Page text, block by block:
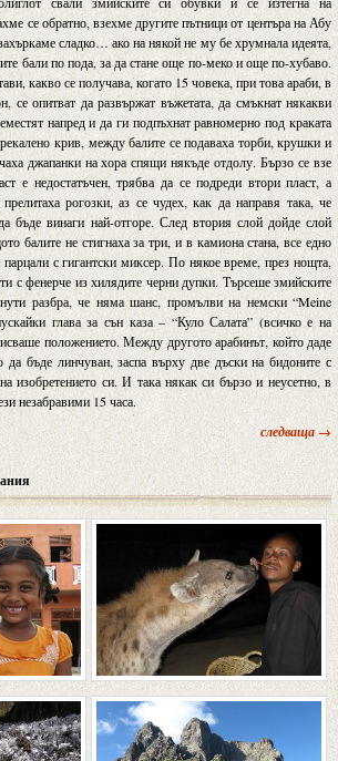
се обратно, взехме другите пътници от центъра на Абу
сладко… ако на някой не му бе хрумнала идеята,
бали по пода, за да стане още по-меко и още по-хубаво.
какво се получава, когато 15 човека, при това араби, в
се опитват да развържат въжетата, да смъкнат някакви
напред и да ги подпъхнат равномерно под краката
крив, между балите се подаваха торби, крушки и
джапанки на хора спящи някъде отдолу. Бързо се взе
е недостатъчен, трябва да се подреди втори пласт, а
рогозки, аз се чудех, как да направя така, че
бъде винаги най-отгоре. След втория слой дойде слой
балите не стигнаха за три, и в камиона стана, все едно
с гигантски миксер. По някое време, през нощта,
с фенерче из хилядите черни дупки. Търсеше змийските
разбра, че няма шанс, промълви на немски “Meine
глава за сън каза – “Куло Салата” (всичко е на
положението. Между другото арабинът, който даде
да бъде линчуван, заспа върху две дъски на бидоните с
изобретението си. И така някак си бързо и неусетно, в
незабравими 15 часа.
следваща →